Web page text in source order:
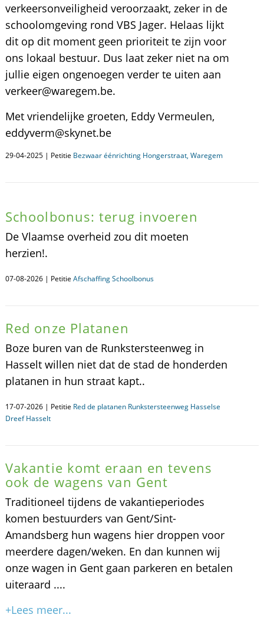
verkeersonveiligheid veroorzaakt, zeker in de
schoolomgeving rond VBS Jager. Helaas lijkt
dit op dit moment geen prioriteit te zijn voor
ons lokaal bestuur. Dus laat zeker niet na om
jullie eigen ongenoegen verder te uiten aan
verkeer@waregem.be.
Met vriendelijke groeten, Eddy Vermeulen,
eddyverm@skynet.be
29-04-2025 | Petitie Bezwaar éénrichting Hongerstraat, Waregem
Schoolbonus: terug invoeren
De Vlaamse overheid zou dit moeten
herzien!.
07-08-2026 | Petitie Afschaffing Schoolbonus
Red onze Platanen
Boze buren van de Runkstersteenweg in
Hasselt willen niet dat de stad de honderden
platanen in hun straat kapt..
17-07-2026 | Petitie Red de platanen Runkstersteenweg Hasselse
Dreef Hasselt
Vakantie komt eraan en tevens
ook de wagens van Gent
Traditioneel tijdens de vakantieperiodes
komen bestuurders van Gent/Sint-
Amandsberg hun wagens hier droppen voor
meerdere dagen/weken. En dan kunnen wij
onze wagen in Gent gaan parkeren en betalen
uiteraard ....
+Lees meer...